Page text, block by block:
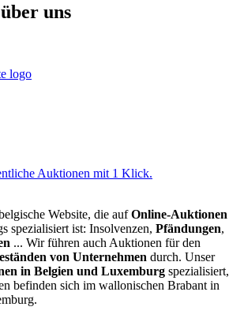
uns
Website, die aufOnline-Auktionen
spezialisiert ist: Insolvenzen, Pfändungen,
... Wir führen auch Auktionen für den
von Unternehmen durch. Unser
in Belgien und Luxemburg spezialisiert,
befinden sich im wallonischen Brabant in